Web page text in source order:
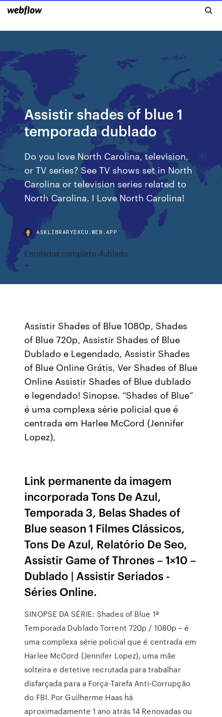
Assistir shades of blue 1
temporada dublado
Do you love North Carolina, television,
or TV series? See TV shows set in North
Carolina or television series related to
North Carolina. I Love North Carolina!
ASKLIBRARYDXCU.WEB.APP
Enrolados completo dublado
Assistir Shades of Blue 1080p, Shades
of Blue 720p, Assistir Shades of Blue
Dublado e Legendado, Assistir Shades
of Blue Online Grátis, Ver Shades of Blue
Online Assistir Shades of Blue dublado
e legendado! Sinopse. “Shades of Blue”
é uma complexa série policial que é
centrada em Harlee McCord (Jennifer
Lopez),
Link permanente da imagem
incorporada Tons De Azul,
Temporada 3, Belas Shades of
Blue season 1 Filmes Clássicos,
Tons De Azul, Relatório De Seo,
Assistir Game of Thrones – 1×10 –
Dublado | Assistir Seriados -
Séries Online.
SINOPSE DA SÉRIE: Shades of Blue 1ª
Temporada Dublado Torrent 720p / 1080p – é
uma complexa série policial que é centrada em
Harlee McCord (Jennifer Lopez), uma mãe
solteira e detetive recrutada para trabalhar
disfarçada para a Força-Tarefa Anti-Corrupção
do FBI. Por Guilherme Haas há
aproximadamente 1 ano atrás 14 Renovadas ou